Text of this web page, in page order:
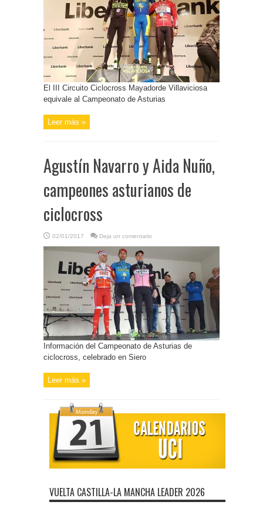
El III Circuito Ciclocross Mayadorde Villaviciosa
equivale al Campeonato de Asturias
Leer más »
Agustín Navarro y Aida Nuño,
campeones asturianos de
ciclocross
02/01/2017 Deja un comentario
Información del Campeonato de Asturias de
ciclocross, celebrado en Siero
Leer más »
VUELTA CASTILLA-LA MANCHA LEADER 2026